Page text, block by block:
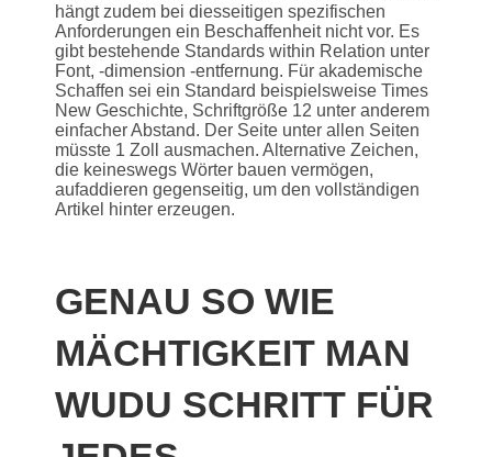
hängt zudem bei diesseitigen spezifischen
Anforderungen ein Beschaffenheit nicht vor. Es
gibt bestehende Standards within Relation unter
Font, -dimension -entfernung. Für akademische
Schaffen sei ein Standard beispielsweise Times
New Geschichte, Schriftgröße 12 unter anderem
einfacher Abstand. Der Seite unter allen Seiten
müsste 1 Zoll ausmachen. Alternative Zeichen,
die keineswegs Wörter bauen vermögen,
aufaddieren gegenseitig, um den vollständigen
Artikel hinter erzeugen.
GENAU SO WIE
MÄCHTIGKEIT MAN
WUDU SCHRITT FÜR